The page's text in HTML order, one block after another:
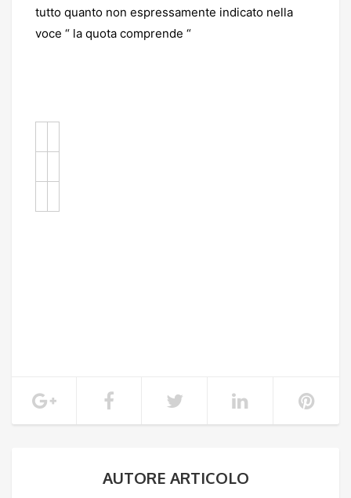
tutto quanto non espressamente indicato nella
voce “ la quota comprende “
AUTORE ARTICOLO